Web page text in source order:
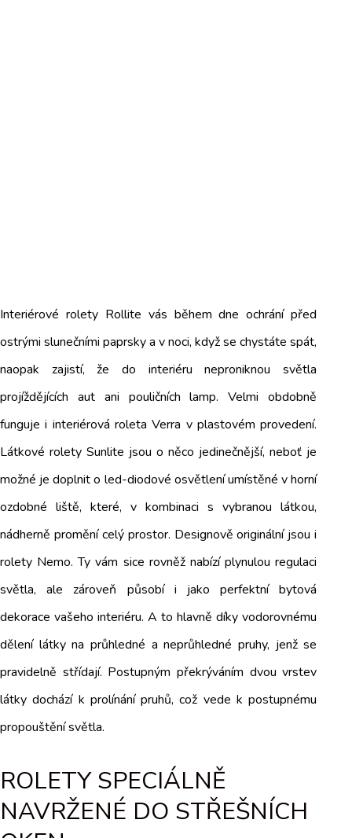
Interiérové rolety Rollite vás během dne ochrání před
ostrými slunečními paprsky a v noci, když se chystáte spát,
naopak zajistí, že do interiéru neproniknou světla
projíždějících aut ani pouličních lamp. Velmi obdobně
funguje i interiérová roleta Verra v plastovém provedení.
Látkové rolety Sunlite jsou o něco jedinečnější, neboť je
možné je doplnit o led-diodové osvětlení umístěné v horní
ozdobné liště, které, v kombinaci s vybranou látkou,
nádherně promění celý prostor. Designově originální jsou i
rolety Nemo. Ty vám sice rovněž nabízí plynulou regulaci
světla, ale zároveň působí i jako perfektní bytová
dekorace vašeho interiéru. A to hlavně díky vodorovnému
dělení látky na průhledné a neprůhledné pruhy, jenž se
pravidelně střídají. Postupným překrýváním dvou vrstev
látky dochází k prolínání pruhů, což vede k postupnému
propouštění světla.
ROLETY SPECIÁLNĚ
NAVRŽENÉ DO STŘEŠNÍCH